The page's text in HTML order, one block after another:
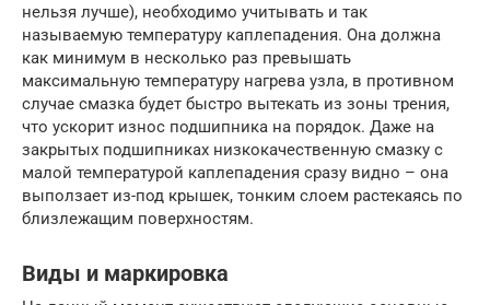
нельзя лучше), необходимо учитывать и так
называемую температуру каплепадения. Она должна
как минимум в несколько раз превышать
максимальную температуру нагрева узла, в противном
случае смазка будет быстро вытекать из зоны трения,
что ускорит износ подшипника на порядок. Даже на
закрытых подшипниках низкокачественную смазку с
малой температурой каплепадения сразу видно – она
выползает из-под крышек, тонким слоем растекаясь по
близлежащим поверхностям.
Виды и маркировка